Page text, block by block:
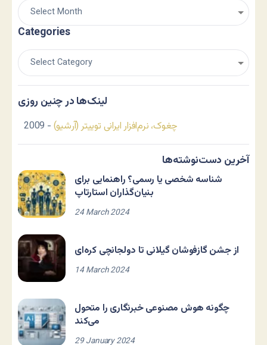
Categories
لینک‌ها در چنین روزی
چغوک، نرم‌افزار ایرانی توییتر (آرشیو) - 2009
آخرین دست‌نوشته‌ها
شناسه شخصی یا رسمی؟ راهنمایی برای
بنیان‌گذاران استارتاپ
24 March 2024
از جشن گازفوشان گیلانی تا دولجانچی کره‌ای
14 March 2024
چگونه هوش مصنوعی خبرنگاری را متحول
می‌کند
29 January 2024